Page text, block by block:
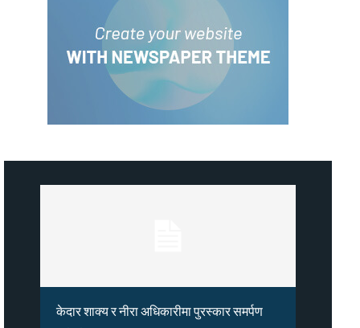
केदार शाक्य र नीरा अधिकारीमा पुरस्कार समर्पण